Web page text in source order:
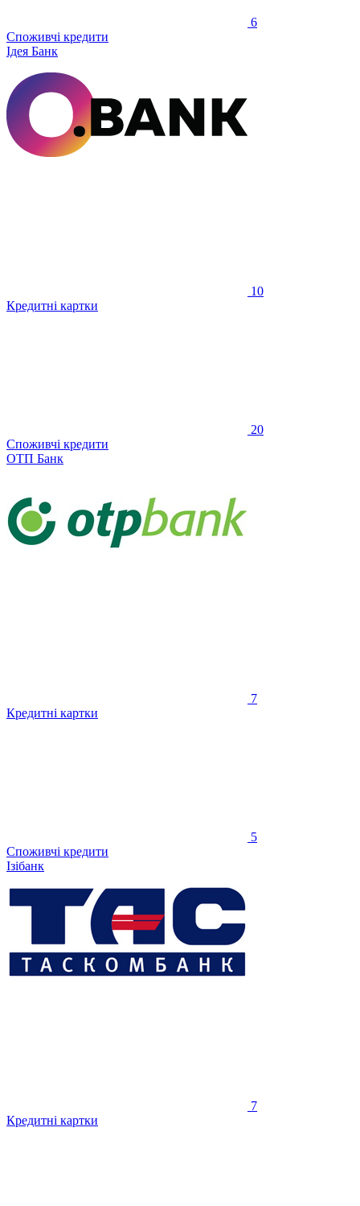
6
Споживчі кредити
Ідея Банк
10
Кредитні картки
20
Споживчі кредити
ОТП Банк
7
Кредитні картки
5
Споживчі кредити
Ізібанк
7
Кредитні картки